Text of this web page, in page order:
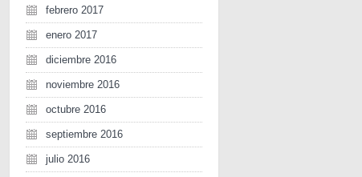
febrero 2017
enero 2017
diciembre 2016
noviembre 2016
octubre 2016
septiembre 2016
julio 2016